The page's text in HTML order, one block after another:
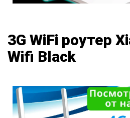
3G WiFi роутер
Wifi Black